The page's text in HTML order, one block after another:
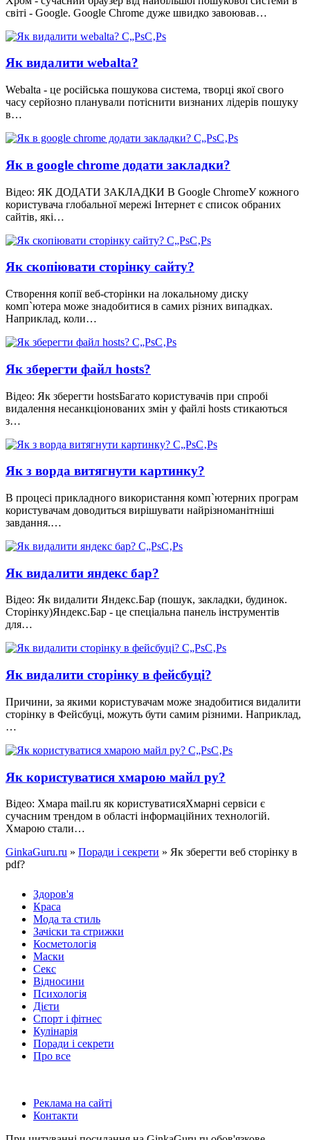
світі - Google. Google Chrome дуже швидко завоював…
Як видалити webalta?
Webalta - це російська пошукова система, творці якої свого
часу серйозно планували потіснити визнаних лідерів пошуку
в…
Як в google chrome додати закладки?
Відео: ЯК ДОДАТИ ЗАКЛАДКИ В Google ChromeУ кожного
користувача глобальної мережі Інтернет є список обраних
сайтів, які…
Як скопіювати сторінку сайту?
Створення копії веб-сторінки на локальному диску
комп`ютера може знадобитися в самих різних випадках.
Наприклад, коли…
Як зберегти файл hosts?
Відео: Як зберегти hostsБагато користувачів при спробі
видалення несанкціонованих змін у файлі hosts стикаються
з…
Як з ворда витягнути картинку?
В процесі прикладного використання комп`ютерних програм
користувачам доводиться вирішувати найрізноманітніші
завдання.…
Як видалити яндекс бар?
Відео: Як видалити Яндекс.Бар (пошук, закладки, будинок.
Сторінку)Яндекс.Бар - це спеціальна панель інструментів
для…
Як видалити сторінку в фейсбуці?
Причини, за якими користувачам може знадобитися видалити
сторінку в Фейсбуці, можуть бути самим різними. Наприклад,
…
Як користуватися хмарою майл ру?
Відео: Хмара mail.ru як користуватисяХмарні сервіси є
сучасним трендом в області інформаційних технологій.
Хмарою стали…
GinkaGuru.ru » Поради і секрети » Як зберегти веб сторінку в
pdf?
Здоров'я
Краса
Мода та стиль
Зачіски та стрижки
Косметологія
Маски
Секс
Відносини
Психологія
Дієти
Спорт і фітнес
Кулінарія
Поради і секрети
Про все
Реклама на сайті
Контакти